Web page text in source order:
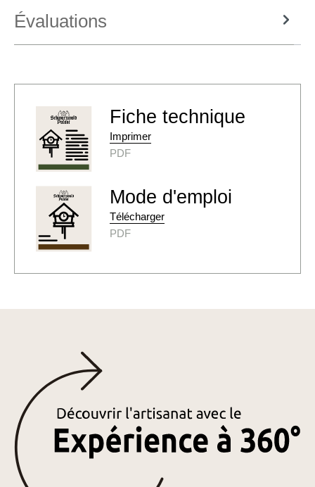
Évaluations
Fiche technique
Imprimer
PDF
Mode d'emploi
Télécharger
PDF